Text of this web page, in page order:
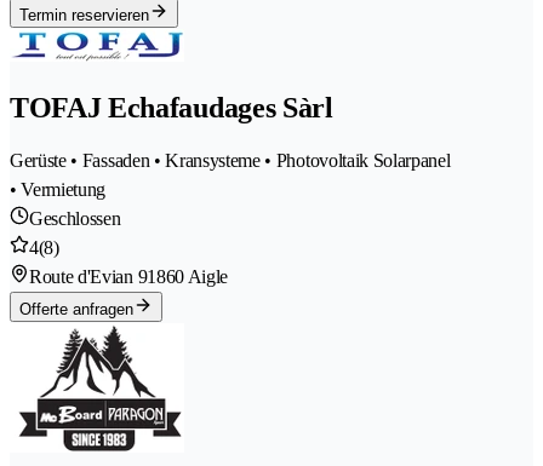
Termin reservieren
TOFAJ Echafaudages Sàrl
Gerüste • Fassaden • Kransysteme • Photovoltaik Solarpanel
• Vermietung
Geschlossen
4(8)
Route d'Evian 91860 Aigle
Offerte anfragen